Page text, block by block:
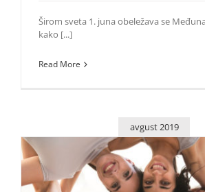
Širom sveta 1. juna obeležava se
kako [...]
Read More
avgust 2019